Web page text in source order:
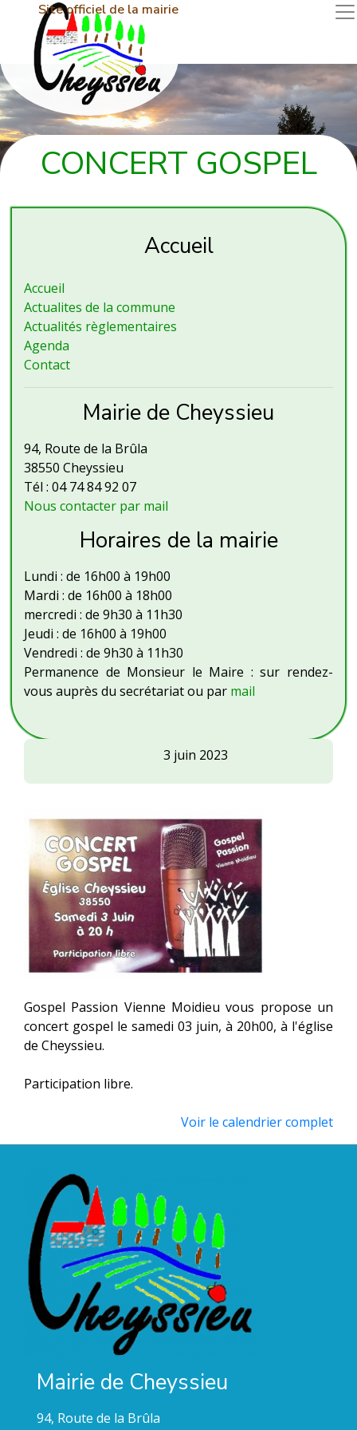
Site officiel de la mairie
CONCERT GOSPEL
Accueil
Accueil
Actualites de la commune
Actualités règlementaires
Agenda
Contact
Mairie de Cheyssieu
94, Route de la Brûla
38550 Cheyssieu
Tél : 04 74 84 92 07
Nous contacter par mail
Horaires de la mairie
Lundi : de 16h00 à 19h00
Mardi : de 16h00 à 18h00
mercredi : de 9h30 à 11h30
Jeudi : de 16h00 à 19h00
Vendredi : de 9h30 à 11h30
Permanence de Monsieur le Maire : sur rendez-
vous auprès du secrétariat ou par mail
CONCERT
3 juin 2023
Gospel Passion Vienne Moidieu vous propose un
concert gospel le samedi 03 juin, à 20h00, à l'église
de Cheyssieu.
Participation libre.
Voir le calendrier complet
Mairie de Cheyssieu
94, Route de la Brûla